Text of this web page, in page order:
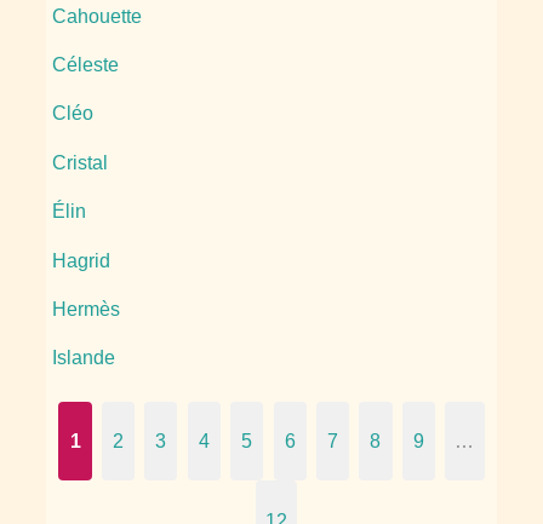
Cahouette
Céleste
Cléo
Cristal
Élin
Hagrid
Hermès
Islande
1 2 3 4 5 6 7 8 9 …